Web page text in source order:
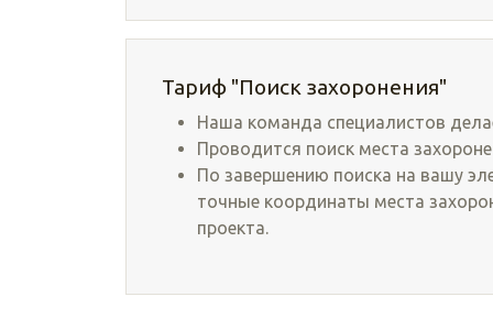
Тариф "Поиск захоронения"
Наша команда специалистов
Проводится поиск места
По завершению поиска на вашу
точные координаты места
проекта.